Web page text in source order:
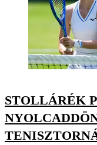
STOLLÁRÉK